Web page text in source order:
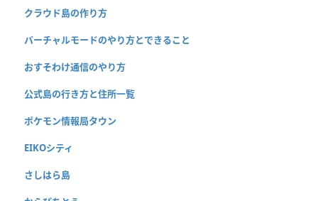
クラウド島の作り方
バーチャルモードのやり方とできること
おすそわけ通信のやり方
公式島の行き方と住所一覧
ポケモン情報局タウン
EIKOシティ
さしはら島